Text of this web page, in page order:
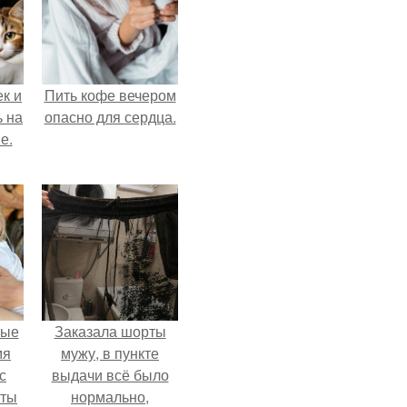
и
на
Пить кофе вечером
опасно для сердца.
Заказала шорты
мужу, в пункте
выдачи всё было
нормально,